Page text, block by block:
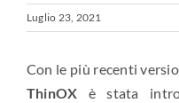
Luglio 23, 2021
Con le più recenti
ThinOX è stata